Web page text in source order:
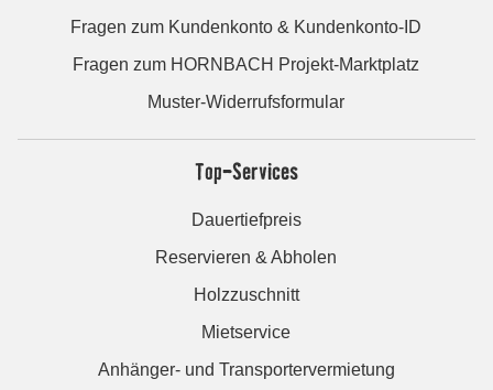
Fragen zum Kundenkonto & Kundenkonto-ID
Fragen zum HORNBACH Projekt-Marktplatz
Muster-Widerrufsformular
Top-Services
Dauertiefpreis
Reservieren & Abholen
Holzzuschnitt
Mietservice
Anhänger- und Transportervermietung